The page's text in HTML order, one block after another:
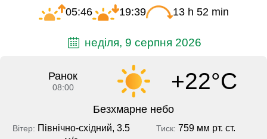
05:46 19:39 13 h 52 min
неділя, 9 серпня 2026
Ранок
08:00 +22°C
Безхмарне небо
Вітер: Північно-східний, 3.5
Тиск: 759 мм рт. ст.